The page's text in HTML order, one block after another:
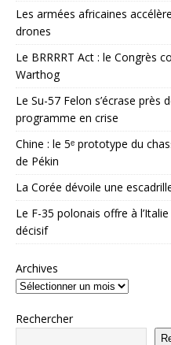
Les armées africaines
drones
Le BRRRRT Act : le Congrès
Warthog
Le Su-57 Felon s’écrase près
programme en crise
Chine : le 5ᵉ prototype du
de Pékin
La Corée dévoile une
Le F-35 polonais offre à
décisif
Archives
Rechercher